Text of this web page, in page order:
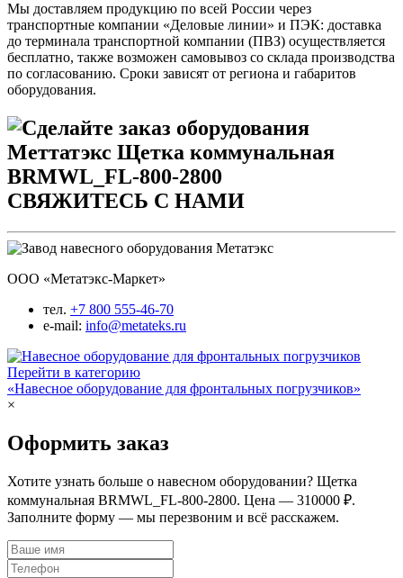
Мы доставляем продукцию по всей России через
транспортные компании «Деловые линии» и ПЭК: доставка
до терминала транспортной компании (ПВЗ) осуществляется
бесплатно, также возможен самовывоз со склада производства
по согласованию. Сроки зависят от региона и габаритов
оборудования.
СВЯЖИТЕСЬ С НАМИ
ООО «Метатэкс-Маркет»
тел. +7 800 555-46-70
e-mail: info@metateks.ru
Перейти в категорию
«Навесное оборудование для фронтальных погрузчиков»
×
Оформить заказ
Хотите узнать больше о навесном оборудовании? Щетка
коммунальная BRMWL_FL-800-2800. Цена — 310000 ₽.
Заполните форму — мы перезвоним и всё расскажем.